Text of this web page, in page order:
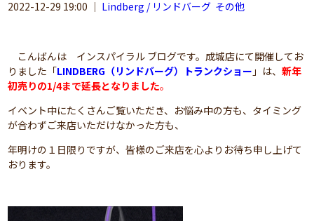
2022-12-29 19:00 ｜ Lindberg / リンドバーグ その他
こんばんは インスパイラル ブログです。成城店にて開催してお
りました「LINDBERG（リンドバーグ）トランクショー 」は、新年
初売りの1/4まで延長となりました。
イベント中にたくさんご覧いただき、お悩み中の方も、タイミング
が合わずご来店いただけなかった方も、
年明けの１日限りですが、皆様のご来店を心よりお待ち申し上げて
おります。